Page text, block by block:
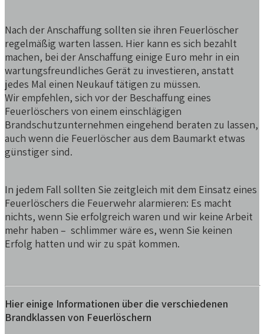
Nach der Anschaffung sollten sie ihren Feuerlöscher
regelmäßig warten lassen. Hier kann es sich bezahlt
machen, bei der Anschaffung einige Euro mehr in ein
wartungsfreundliches Gerät zu investieren, anstatt
jedes Mal einen Neukauf tätigen zu müssen.
Wir empfehlen, sich vor der Beschaffung eines
Feuerlöschers von einem einschlägigen
Brandschutzunternehmen eingehend beraten zu lassen,
auch wenn die Feuerlöscher aus dem Baumarkt etwas
günstiger sind.
In jedem Fall sollten Sie zeitgleich mit dem Einsatz eines
Feuerlöschers die Feuerwehr alarmieren: Es macht
nichts, wenn Sie erfolgreich waren und wir keine Arbeit
mehr haben – schlimmer wäre es, wenn Sie keinen
Erfolg hatten und wir zu spät kommen.
Hier einige Informationen über die verschiedenen
Brandklassen von Feuerlöschern